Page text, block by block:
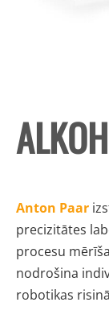
Anton Paar
precizitātes
procesu
nodrošina
robotikas